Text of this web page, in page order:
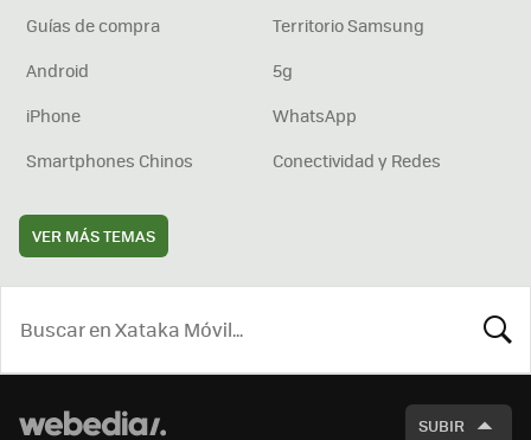
Guías de compra
Territorio Samsung
Android
5g
iPhone
WhatsApp
Smartphones Chinos
Conectividad y Redes
VER MÁS TEMAS
SUBIR